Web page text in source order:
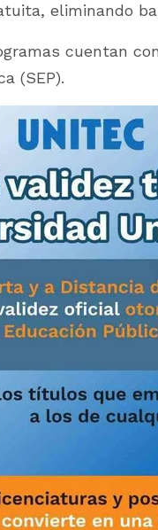
eliminando
cuentan
(SEP).